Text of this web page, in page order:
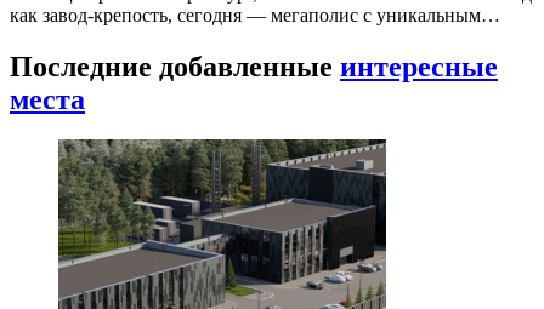
как завод-крепость, сегодня — мегаполис с уникальным…
Последние добавленные интересные
места